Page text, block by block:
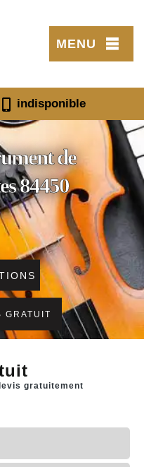
MENU
indisponible
de
84450
GRATUIT
gratuitement